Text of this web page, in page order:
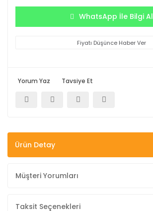
WhatsApp İle Bilgi Al
Fiyatı Düşünce Haber Ver
Yorum Yaz Tavsiye Et
Ürün Detay
Müşteri Yorumları
Taksit Seçenekleri